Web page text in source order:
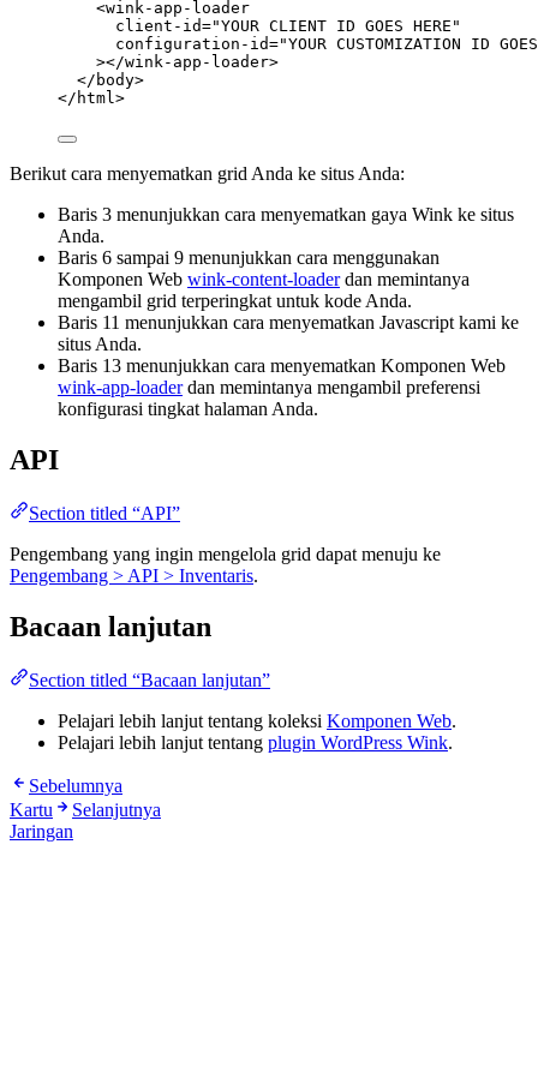
<wink-app-loader
client-id="YOUR CLIENT ID GOES HERE "
configuration-id="YOUR CUSTOMIZATION ID
></wink-app-loader>
</ body>
</ html>
Berikut cara menyematkan grid Anda ke situs Anda:
Baris 3 menunjukkan cara menyematkan gaya Wink ke situs
Anda.
Baris 6 sampai 9 menunjukkan cara menggunakan
Komponen Web wink-content-loaderdan memintanya
mengambil grid terperingkat untuk kode Anda.
Baris 11 menunjukkan cara menyematkan Javascript kami ke
situs Anda.
Baris 13 menunjukkan cara menyematkan Komponen Web
wink-app-loaderdan memintanya mengambil preferensi
konfigurasi tingkat halaman Anda.
API
Section titled “API”
Pengembang yang ingin mengelola grid dapat menuju ke
Pengembang > API > Inventaris.
Bacaan lanjutan
Section titled “Bacaan lanjutan”
Pelajari lebih lanjut tentang koleksi Komponen Web.
Pelajari lebih lanjut tentang plugin WordPress Wink.
Sebelumnya
Kartu
Selanjutnya
Jaringan